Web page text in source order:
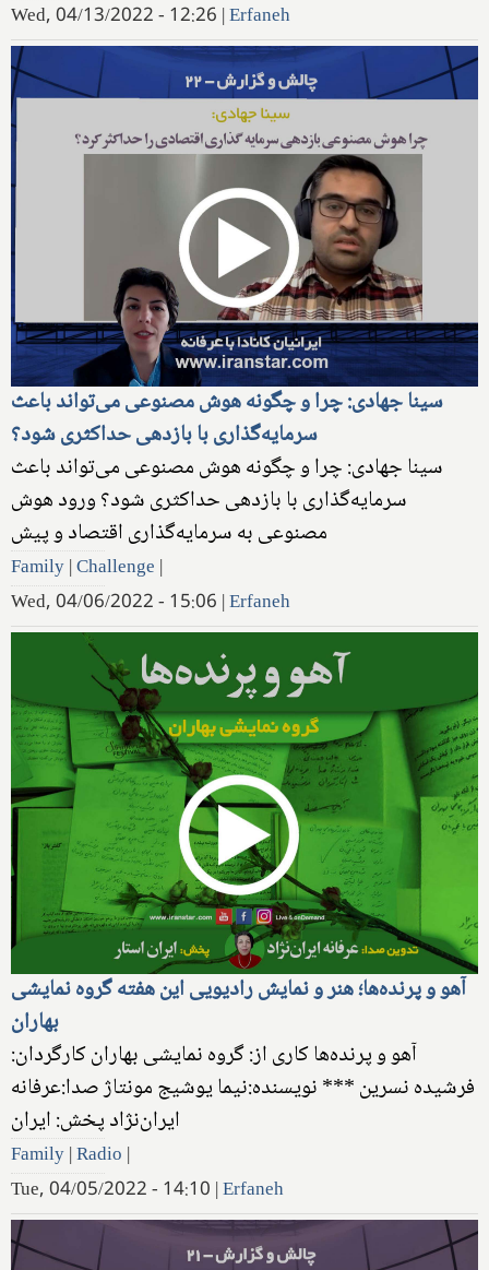
Wed, 04/13/2022 - 12:26 |Erfaneh
سینا جهادی: چرا و چگونه هوش مصنوعی می‌تواند باعث
سرمایه‌گذاری با بازدهی حداکثری شود؟
سینا جهادی: چرا و چگونه هوش مصنوعی می‌تواند باعث
سرمایه‌گذاری با بازدهی حداکثری شود؟ ورود هوش
مصنوعی به سرمایه‌گذاری اقتصاد و پیش
Family|Challenge |
Wed, 04/06/2022 - 15:06 |Erfaneh
آهو و پرنده‌ها؛ هنر و نمایش رادیویی این هفته گروه نمایشی
بهاران
آهو و پرنده‌ها کاری از: گروه نمایشی بهاران کارگردان:
فرشیده نسرین *** نویسنده:نیما یوشیج مونتاژ صدا:عرفانه
ایران‌نژاد پخش: ایران
Family|Radio |
Tue, 04/05/2022 - 14:10 |Erfaneh